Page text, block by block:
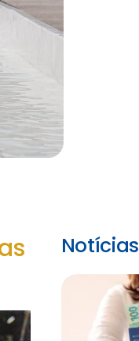
Notícias